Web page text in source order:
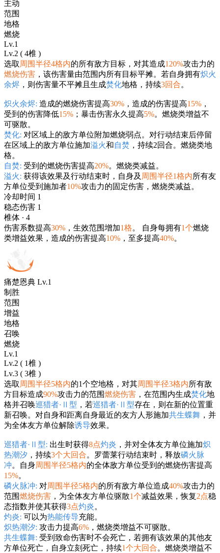
主动
范围
地格
燃烧
Lv.1
Lv.2 ( 4椎 )
选取 周围半径4格内的所有敌方目标，对其造成120%攻击力的
燃烧伤害 ，该伤害量由范围内所有目标平摊。若自身拥有炽火
余烬 ，则伤害量不平摊且生成焚化地格，持续3回合。
炽火余烬: 造成的燃烧伤害提高30% ，造成的伤害提高15% ，
受到的伤害降低15% ；暴击伤害永久提高5%。燃烧类增益不
可驱散。
焚化: 对区域上的敌方单位附加燃烧弱点。对行动结束后停留
在区域上的敌方单位施加溢火和自焚 ，持续2回合。燃烧类地
格。
自焚: 受到的燃烧伤害提高20%。燃烧类减益。
溢火: 获得该效果及行动结束时，自身及 周围半径1格内所有友
方单位受到施加者10%攻击力的固定伤害，燃烧类减益。
冷却时间 1
稳态伤害 1
椎体 · 4
伤害系数提高30% ，生效范围增加1格。 自身每拥有1个燃烧
类增益效果，造成的伤害提高10% ，至多提高40%。
痛楚恩典 Lv.1
制胜
范围
增益
地格
召唤
燃烧
Lv.1
Lv.2 ( 1椎 )
Lv.3 ( 3椎 )
选取 周围半径5格内的1个空地格，对其周围半径3格内所有敌
方目标造成90%攻击力的范围燃烧伤害 ，在范围内生成焚化地
格并召唤巡猎者·Ⅱ型 ，若巡猎者·Ⅱ型存在，则在新的位置重
新召唤。对自身和距离自身最近的友方人形施加共生蝶舞 ，并
为全体友方单位解除诱导效果。
巡猎者·Ⅱ型: 出生时获得8点灼炎 ，并对全体友方单位施加炽
热潮汐 ，持续3个大回合。罗蕾莱行动结束时，释放磷火脉
冲。自身周围半径5格内的全体敌方单位受到的燃烧伤害提高
15%。
磷火脉冲: 对周围半径5格内的所有敌方单位造成40%攻击力的
范围燃烧伤害 ，为全体友方单位驱散1个减益效果，恢复2点稳
态指数并使其获得3点灼炎。
灼炎: 可以为热能传导充能。
炽热潮汐: 攻击力提高6% ，燃烧类增益不可驱散。
共生蝶舞: 受到致命伤害时不会死亡，若拥有该效果的其他友
方单位死亡，自身立刻死亡，持续1个大回合。燃烧类增益不